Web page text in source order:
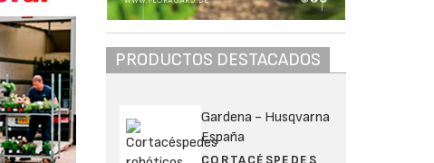
PRODUCTOS DESTACADOS
Gardena - Husqvarna
España
CORTACÉSPEDES